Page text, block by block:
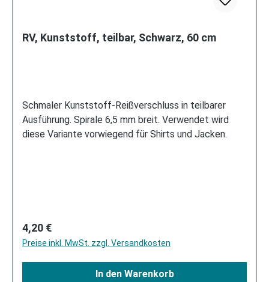
RV, Kunststoff, teilbar, Schwarz, 60 cm
Schmaler Kunststoff-Reißverschluss in teilbarer
Ausführung. Spirale 6,5 mm breit. Verwendet wird
diese Variante vorwiegend für Shirts und Jacken.
Regulärer Preis:
4,20 €
Preise inkl. MwSt. zzgl. Versandkosten
In den Warenkorb